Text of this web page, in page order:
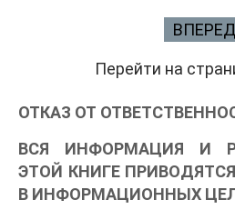
ВПЕРЕД
Перейти на
ОТКАЗ ОТ
ВСЯ ИНФОРМАЦИЯ И
ЭТОЙ КНИГЕ
В ИНФОРМАЦИОННЫХ